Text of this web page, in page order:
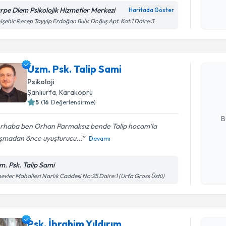
Diem Psikolojik Hizmetler Merkezi Haritada Göster
Recep Tayyip Erdoğan Bulv. Doğuş Apt. Kat:1 Daire:3
Uzm. Psk. Talip Sami
Psikoloji
Şanlıurfa, Karaköprü
5 (16 Değerlendirme)
ben Orhan Parmaksız bende Talip hocam’la
önce uyuşturucu...
Devamı
Psk. Talip Sami
Mahallesi Narlık Caddesi No:25 Daire:1 (Urfa Gross Üstü)
Randevu
Uzm. Psk.
Size bu